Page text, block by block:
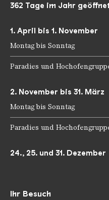
Ihr Besuch
362 Tage im Jahr
1. April bis 1. November
Montag bis Sonntag
Paradies und
2. November bis 31. März
Montag bis Sonntag
Paradies und
24., 25. und 31. Dezember